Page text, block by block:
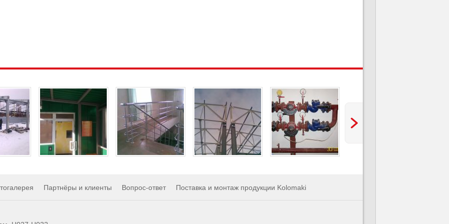
Партнёры и клиенты Вопрос-ответ Поставка и монтаж продукции Kolomaki